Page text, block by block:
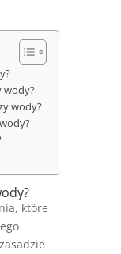
wody?
wody?
które